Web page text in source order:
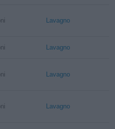
Lavagno
Lavagno
Lavagno
Lavagno